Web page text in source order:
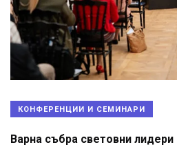
КОНФЕРЕНЦИИ И СЕМИНАРИ
Варна събра световни лидери